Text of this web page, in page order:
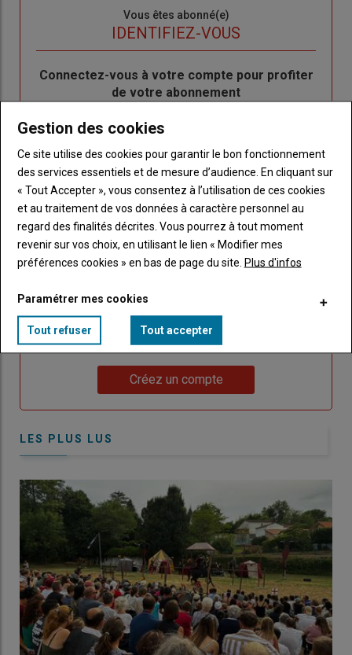
Vous êtes abonné(e)
IDENTIFIEZ-VOUS
Body
Connectez-vous à votre compte pour profiter
de votre abonnement
Lien
un
nouveau
compte"
Créer un nouveau compte
"Réinitialiser
votre
mot
de
passe"
Lien
"Je
me
connecte"
Je me connecte
Sous-
Vous n'êtes pas abonné(e)
Body Choisissez votre formule et créez votre
compte pour accéder à tout Caracterres.
Créez un compte
LES PLUS LUS
Gestion des cookies
Ce site utilise des cookies pour garantir le bon fonctionnement
des services essentiels et de mesure d’audience. En cliquant sur
« Tout Accepter », vous consentez à l’utilisation de ces cookies
et au traitement de vos données à caractère personnel au
regard des finalités décrites. Vous pourrez à tout moment
revenir sur vos choix, en utilisant le lien « Modifier mes
préférences cookies » en bas de page du site. Plus d'infos
Paramétrer mes cookies
Tout refuser Tout accepter